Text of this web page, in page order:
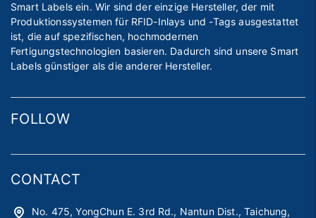
Smart Labels ein. Wir sind der einzige Hersteller, der mit
Produktionssystemen für RFID-Inlays und -Tags ausgestattet
ist, die auf spezifischen, hochmodernen
Fertigungstechnologien basieren. Dadurch sind unsere Smart
Labels günstiger als die anderer Hersteller.
FOLLOW
CONTACT
No. 475, YongChun E. 3rd Rd., Nantun Dist., Taichung,